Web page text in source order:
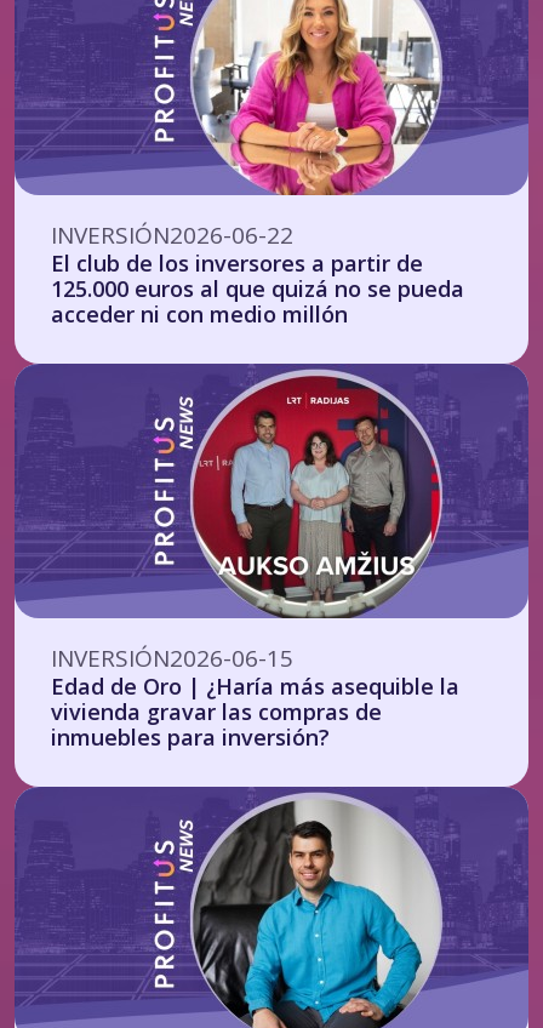
INVERSIÓN2026-06-22
El club de los inversores a partir de
125.000 euros al que quizá no se pueda
acceder ni con medio millón
INVERSIÓN2026-06-15
Edad de Oro | ¿Haría más asequible la
vivienda gravar las compras de
inmuebles para inversión?